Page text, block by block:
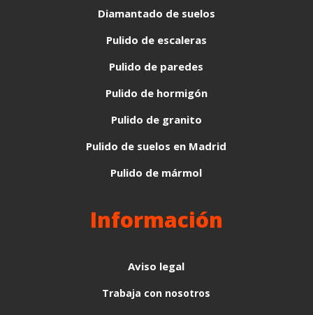
Diamantado de suelos
Pulido de escaleras
Pulido de paredes
Pulido de hormigón
Pulido de granito
Pulido de suelos en Madrid
Pulido de mármol
Información
Aviso legal
Trabaja con nosotros